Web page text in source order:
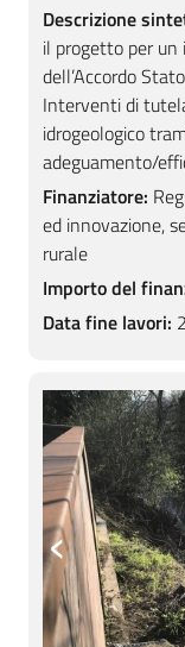
Descrizione
il progetto per
dell’Accordo
Interventi di
idrogeologico
adeguamento/
Finanziatore:
ed innovazione,
rurale
Importo del
Data fine lavori:
‹